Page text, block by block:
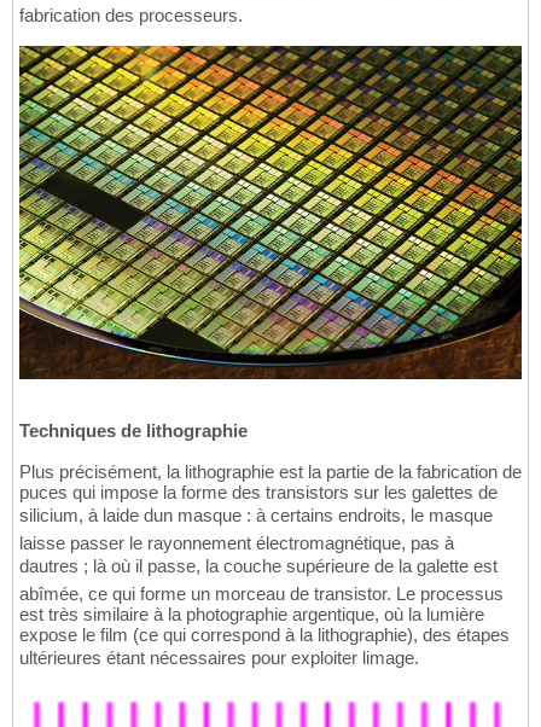
fabrication des processeurs.
Techniques de lithographie
Plus précisément, la lithographie est la partie de la fabrication de
puces qui impose la forme des transistors sur les galettes de
silicium, à laide dun masque : à certains endroits, le masque
laisse passer le rayonnement électromagnétique, pas à
dautres ; là où il passe, la couche supérieure de la galette est
abîmée, ce qui forme un morceau de transistor. Le processus
est très similaire à la photographie argentique, où la lumière
expose le film (ce qui correspond à la lithographie), des étapes
ultérieures étant nécessaires pour exploiter limage.